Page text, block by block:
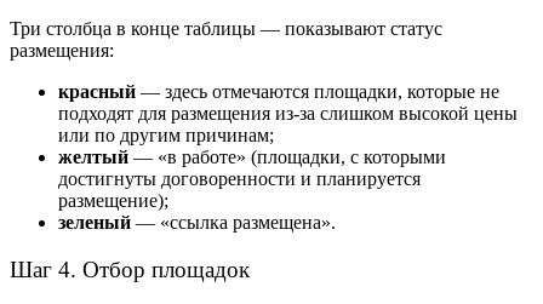
Три столбца в конце таблицы — показывают статус
размещения:
красный — здесь отмечаются площадки, которые не
подходят для размещения из-за слишком высокой цены
или по другим причинам;
желтый — «в работе» (площадки, с которыми
достигнуты договоренности и планируется
размещение);
зеленый — «ссылка размещена».
Шаг 4. Отбор площадок